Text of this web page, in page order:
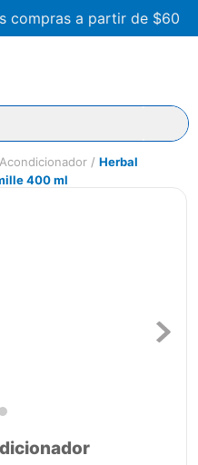
compras a partir de $60
Acondicionador
Herbal
400 ml